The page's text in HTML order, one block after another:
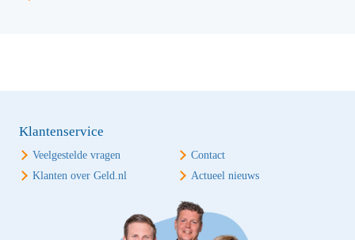
Klantenservice
Veelgestelde vragen
Contact
Klanten over Geld.nl
Actueel nieuws